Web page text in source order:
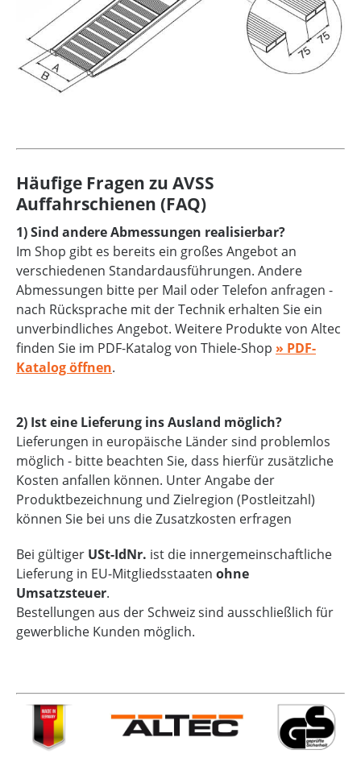
Häufige Fragen zu AVSS
Auffahrschienen (FAQ)
1) Sind andere Abmessungen realisierbar?
Im Shop gibt es bereits ein großes Angebot an
verschiedenen Standardausführungen. Andere
Abmessungen bitte per Mail oder Telefon anfragen -
nach Rücksprache mit der Technik erhalten Sie ein
unverbindliches Angebot. Weitere Produkte von Altec
finden Sie im PDF-Katalog von Thiele-Shop » PDF-
Katalog öffnen.
2) Ist eine Lieferung ins Ausland möglich?
Lieferungen in europäische Länder sind problemlos
möglich - bitte beachten Sie, dass hierfür zusätzliche
Kosten anfallen können. Unter Angabe der
Produktbezeichnung und Zielregion (Postleitzahl)
können Sie bei uns die Zusatzkosten erfragen
Bei gültiger USt-IdNr. ist die innergemeinschaftliche
Lieferung in EU-Mitgliedsstaaten ohne
Umsatzsteuer.
Bestellungen aus der Schweiz sind ausschließlich für
gewerbliche Kunden möglich.